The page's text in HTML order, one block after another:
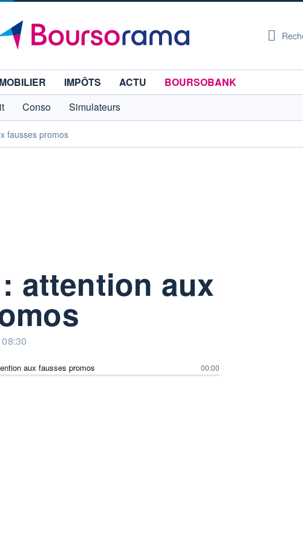
IMPÔTS ACTU
BOURSOBANK
Conso Simulateurs
fausses promos
attention aux
aux fausses promos 00:00